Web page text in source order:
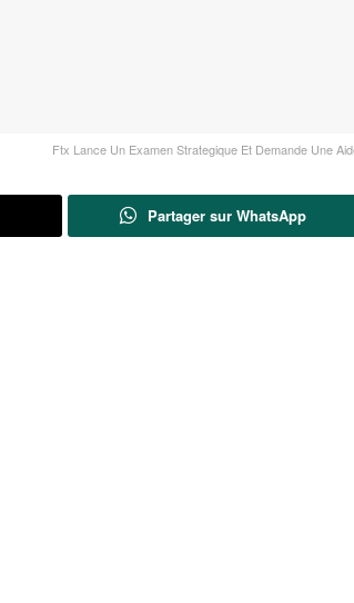
Ftx Lance Un Examen Strategique Et Demande Une
Partager sur WhatsApp